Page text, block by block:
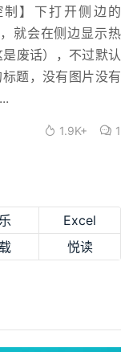
】下打开侧边的
就会在侧边显示热
废话），不过默认
题，没有图片没有
1.9K+ 1
Excel
悦读